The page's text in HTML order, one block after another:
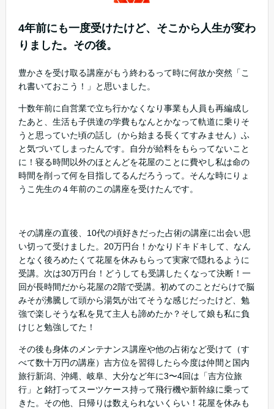
4年前にも一度受けたけど、そこから人生が変わ
りました。その後。
豊かさを受け取る講座がもう終わるって時に何故か突然「こ
れ書いておこう！」と思いました。
十数年前に自営業で立ち行かなくなり事業も人員も再編成し
たあと、生活も子供達の学費もなんとかなって軌道に乗りそ
うと思っていた頃の話し（から始まる長くてすみません）ふ
と気づいてしまったんです。自分が給料をもらってないこと
に！寝る時間以外のほとんどを花屋のことに費やし私は命の
時間を削って何を目指してるんだろうって。そんな時にりょ
うこ先生の４年前のこの講座を受けたんです。
その講座の直後、10代の頃好きだった占術の講座に出会い思
い切って受けました。20万円台！かなりドキドキして、なん
となく後ろめたくて花屋を休みもらって実家で隠れるように
受講。次は30万円台！どうしても受講したくなって決断！一
回が長時間だから花屋の2階で受講。初めてのことだらけで脳
みそが沸騰して頭から湯気が出てそうな感じだったけど、勉
強で楽しそうな私を見て主人も諦めたか？そして娘も私に負
けじと勉強してた！
その後も身体のメンテナンス講座や他の占術など受けて（す
べて数十万円の講座）吉方位を習得したら今度は仲間と国内
旅行新潟、沖縄、岐阜、大分など年に3〜4回は「吉方位旅
行」と銘打ってスーツケース持って飛行機や新幹線に乗って
きた。その他、日帰りは数えられないくらい！花屋を休みも